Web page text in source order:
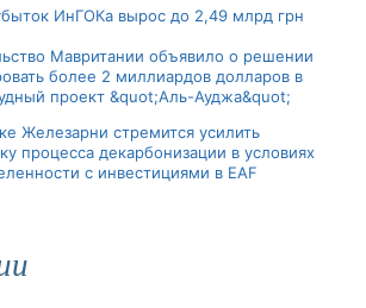
ИнГОКа вырос до 2,49 млрд грн
Мавритании объявило о решении
более 2 миллиардов долларов в
проект &quot;Аль-Ауджа&quot;
Железарни стремится усилить
процесса декарбонизации в условиях
с инвестициями в EAF